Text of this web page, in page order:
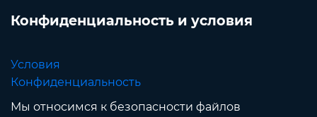
Конфиденциальность и условия
Условия
Конфиденциальность
Мы относимся к безопасности файлов